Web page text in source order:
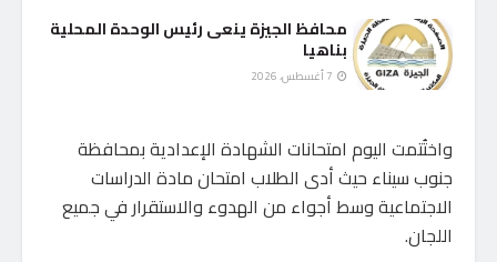
محافظ الجيزة ينعى رئيس الوحدة المحلية
بناهيا
واختُتمت اليوم امتحانات الشهادة الإعدادية بمحافظة
جنوب سيناء حيث أدى الطلاب امتحان مادة الدراسات
الاجتماعية وسط أجواء من الهدوء والاستقرار في جميع
اللجان.